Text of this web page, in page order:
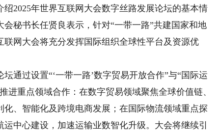
2025年世界互联网大会数字丝路发展论坛的基本情
秘书长任贤良表示，针对“一带一路”共建国家和地
网大会将充分发挥国际组织全球性平台及资源优
坛通过设置“‘一带一路’数字贸易开放合作”与“国际运
进重点领域合作：在数字贸易领域聚焦全球价值链、
、智能化及跨境电商发展；在国际物流领域重点探
中心建设，加速运输业数智化升级。大会将继续引